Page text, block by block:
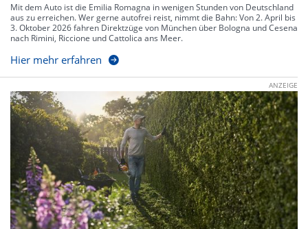
Mit dem Auto ist die Emilia Romagna in wenigen Stunden von Deutschland
aus zu erreichen. Wer gerne autofrei reist, nimmt die Bahn: Von 2. April bis
3. Oktober 2026 fahren Direktzüge von München über Bologna und Cesena
nach Rimini, Riccione und Cattolica ans Meer.
Hier mehr erfahren
ANZEIGE